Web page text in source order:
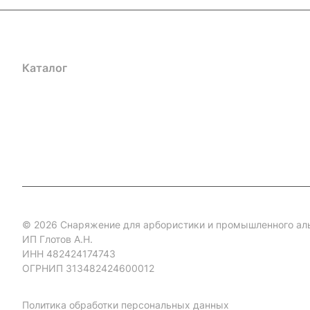
Каталог
© 2026 Снаряжение для арбористики и промышленного
ИП Глотов А.Н.
ИНН 482424174743
ОГРНИП 313482424600012
Политика обработки персональных данных